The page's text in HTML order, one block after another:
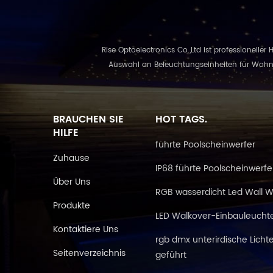
Rise Optoelectronics Co.,Ltd ist
Auswahl an Beleuchtungseinheiten für
BRAUCHEN SIE
HILFE
Zuhause
Über Uns
Produkte
Kontaktiere Uns
Seitenverzeichnis
HOT TAGS.
führte Poolscheinwerfer
IP68 führte
RGB wasserdicht Led Wall
LED Walkover-
rgb dmx unterirdische
geführt